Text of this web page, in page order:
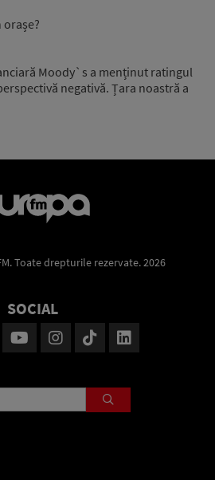
Moody`s a menținut ratingul
negativă. Țara noastră a
Toate drepturile rezervate. 2026
SOCIAL